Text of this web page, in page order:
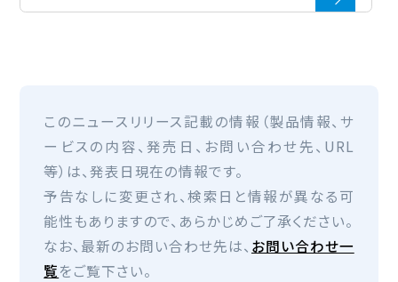
このニュースリリース記載の情報（製品情報、サ
ービスの内容、発売日、お問い合わせ先、URL
等）は、発表日現在の情報です。
予告なしに変更され、検索日と情報が異なる可
能性もありますので、あらかじめご了承ください。
なお、最新のお問い合わせ先は、 お問い合わせ一
覧をご覧下さい。